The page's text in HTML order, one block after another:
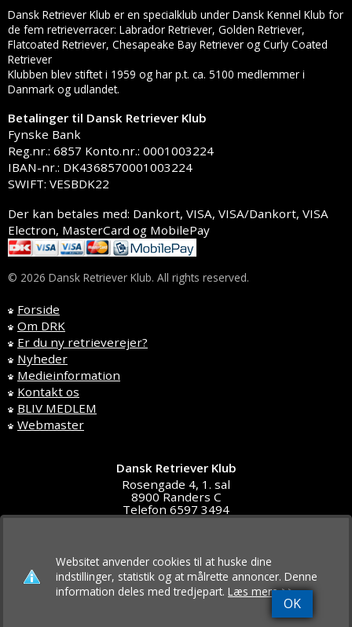
Dansk Retriever Klub er en specialklub under Dansk Kennel Klub for
de fem retrieverracer: Labrador Retriever, Golden Retriever,
Flatcoated Retriever, Chesapeake Bay Retriever og Curly Coated
Retriever
Klubben blev stiftet i 1959 og har p.t. ca. 5100 medlemmer i
Danmark og udlandet.
Betalinger til Dansk Retriever Klub
Fynske Bank
Reg.nr.: 6857 Konto.nr.: 0001003224
IBAN-nr.: DK4368570001003224
SWIFT: VESBDK22
Der kan betales med: Dankort, VISA, VISA/Dankort, VISA
Electron, MasterCard og MobilePay
© 2026 Dansk Retriever Klub. All rights reserved.
Forside
Om DRK
Er du ny retrieverejer?
Nyheder
Medieinformation
Kontakt os
BLIV MEDLEM
Webmaster
Dansk Retriever Klub
Rosengade 4, 1. sal
8900 Randers C
Telefon 6597 3494
OK
Websitet anvender cookies til at huske dine
indstillinger, statistik og at målrette annoncer. Denne
information deles med tredjepart. Læs mere >>